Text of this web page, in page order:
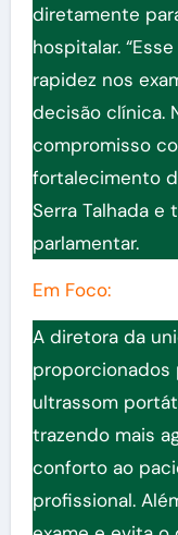
diretamente
hospitalar.
rapidez nos
decisão clínica.
compromisso
fortalecimento
Serra Talhada e
parlamentar.
Em Foco:
A diretora da
proporcionados
ultrassom
trazendo mais
conforto ao
profissional.